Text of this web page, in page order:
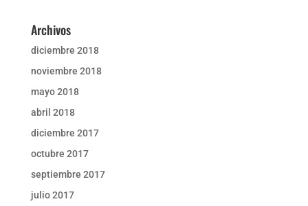
Archivos
diciembre 2018
noviembre 2018
mayo 2018
abril 2018
diciembre 2017
octubre 2017
septiembre 2017
julio 2017